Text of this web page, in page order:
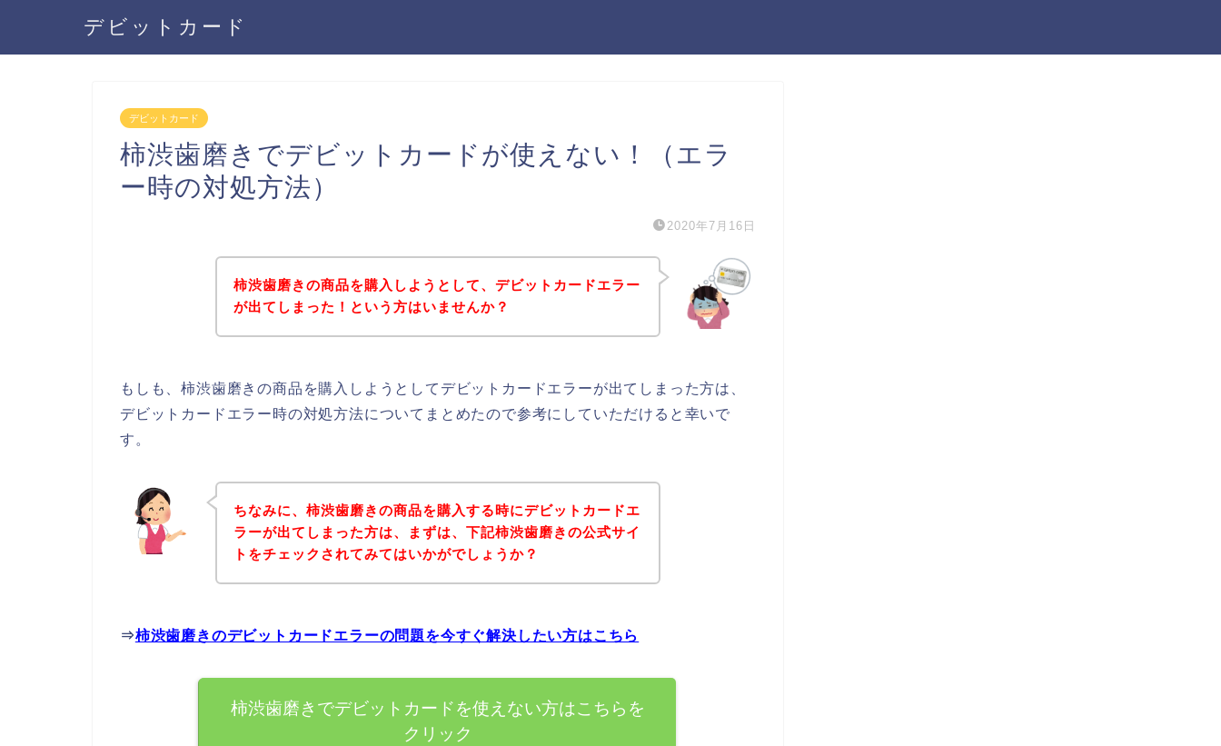
デビットカード
デビットカード
柿渋歯磨きでデビットカードが使えない！（エラ
ー時の対処方法）
2020年7月16日
柿渋歯磨きの商品を購入しようとして、デビットカードエラー
が出てしまった！という方はいませんか？
もしも、柿渋歯磨きの商品を購入しようとしてデビットカードエラーが出てしまった方は、
デビットカードエラー時の対処方法についてまとめたので参考にしていただけると幸いで
す。
ちなみに、柿渋歯磨きの商品を購入する時にデビットカードエ
ラーが出てしまった方は、まずは、下記柿渋歯磨きの公式サイ
トをチェックされてみてはいかがでしょうか？
⇒柿渋歯磨きのデビットカードエラーの問題を今すぐ解決したい方はこちら
柿渋歯磨きでデビットカードを使えない方はこちらを
クリック